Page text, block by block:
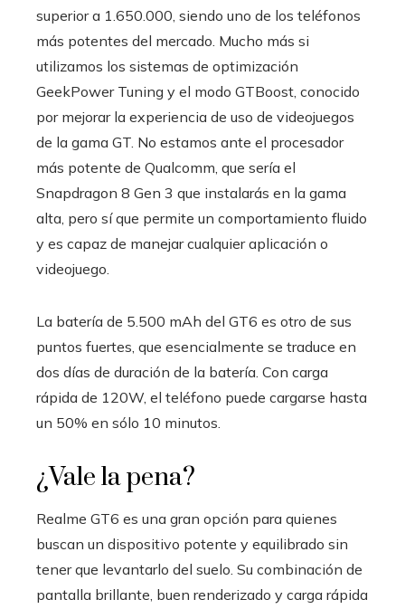
superior a 1.650.000, siendo uno de los teléfonos
más potentes del mercado. Mucho más si
utilizamos los sistemas de optimización
GeekPower Tuning y el modo GTBoost, conocido
por mejorar la experiencia de uso de videojuegos
de la gama GT. No estamos ante el procesador
más potente de Qualcomm, que sería el
Snapdragon 8 Gen 3 que instalarás en la gama
alta, pero sí que permite un comportamiento fluido
y es capaz de manejar cualquier aplicación o
videojuego.
La batería de 5.500 mAh del GT6 es otro de sus
puntos fuertes, que esencialmente se traduce en
dos días de duración de la batería. Con carga
rápida de 120W, el teléfono puede cargarse hasta
un 50% en sólo 10 minutos.
¿Vale la pena?
Realme GT6 es una gran opción para quienes
buscan un dispositivo potente y equilibrado sin
tener que levantarlo del suelo. Su combinación de
pantalla brillante, buen renderizado y carga rápida